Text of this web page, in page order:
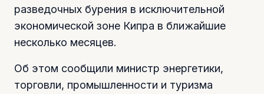
разведочных бурения в исключительной
экономической зоне Кипра в ближайшие
несколько месяцев.
Об этом сообщили министр энергетики,
торговли, промышленности и туризма